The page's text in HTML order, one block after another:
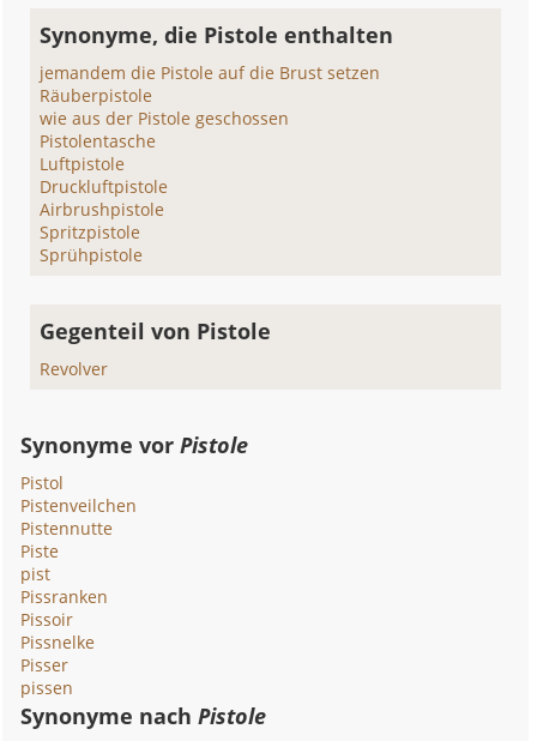
Synonyme, die Pistole enthalten
jemandem die Pistole auf die Brust setzen
Räuberpistole
wie aus der Pistole geschossen
Pistolentasche
Luftpistole
Druckluftpistole
Airbrushpistole
Spritzpistole
Sprühpistole
Gegenteil von Pistole
Revolver
Synonyme vorPistole
Pistol
Pistenveilchen
Pistennutte
Piste
pist
Pissranken
Pissoir
Pissnelke
Pisser
pissen
Synonyme nachPistole